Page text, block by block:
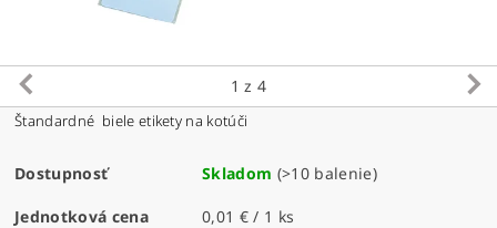
1 z 4
Štandardné biele etikety na kotúči
Dostupnosť Skladom (>10 balenie)
Jednotková cena 0,01 € / 1 ks